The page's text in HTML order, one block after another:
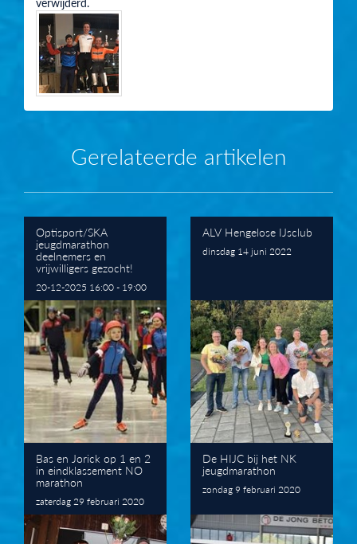
Gerelateerde artikelen
Optisport/SKA
jeugdmarathon
deelnemers en
vrijwilligers gezocht!
20-12-2025 16:00 - 19:00
ALV Hengelose IJsclub
dinsdag 14 juni 2022
Bas en Jorick op 1 en 2
in eindklassement NO
marathon
zaterdag 29 februari 2020
De HIJC bij het NK
jeugdmarathon
zondag 9 februari 2020